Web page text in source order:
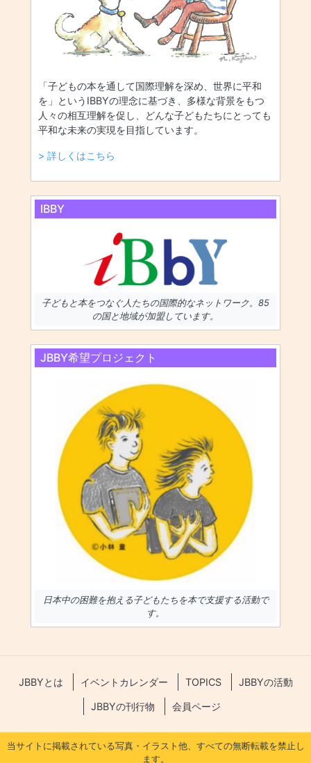
「子どもの本を通して国際理解を深め、世界に平和
を」というIBBYの理念に基づき、多様な背景をもつ
人々の相互理解を促し、どんな子どもたちにとっても
平和な未来の実現を目指しています。
> 詳しくはこちら
IBBY
子どもと本をつなぐ人たちの国際的なネットワーク。85
の国と地域が加盟しています。
JBBY希望プロジェクト
日本中の困難を抱える子どもたちを本で支援する活動で
す。
JBBYとは イベントカレンダー TOPICS JBBYの活動
JBBYの刊行物 会員ページ
当サイトに掲載されている写真・イラスト他、すべての無断転載を禁止し
ます。